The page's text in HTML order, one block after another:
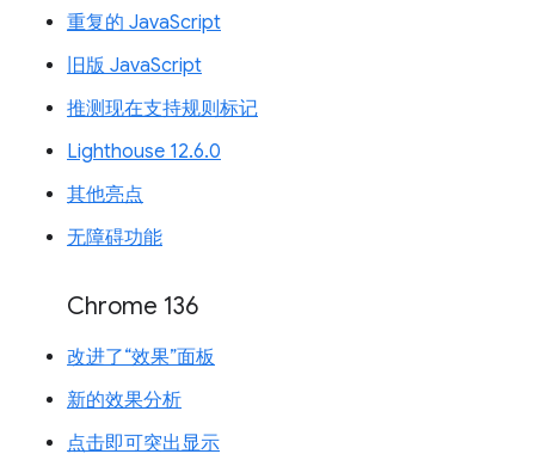
重复的 JavaScript
旧版 JavaScript
推测现在支持规则标记
Lighthouse 12.6.0
其他亮点
无障碍功能
Chrome 136
改进了“效果”面板
新的效果分析
点击即可突出显示